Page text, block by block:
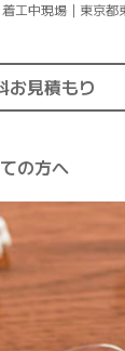
中現場｜東京都東
お見積もり
の方へ